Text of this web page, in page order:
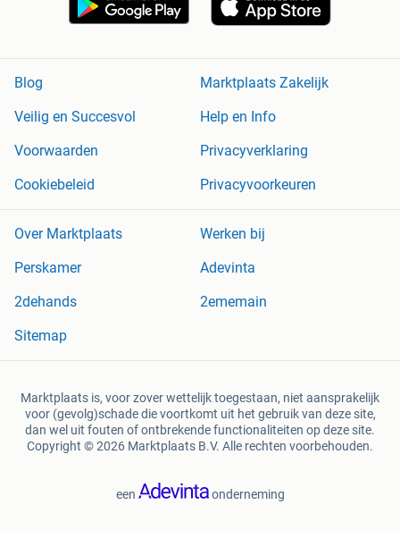
Blog
Marktplaats Zakelijk
Veilig en Succesvol
Help en Info
Voorwaarden
Privacyverklaring
Cookiebeleid
Privacyvoorkeuren
Over Marktplaats
Werken bij
Perskamer
Adevinta
2dehands
2ememain
Sitemap
Marktplaats is, voor zover wettelijk toegestaan, niet aansprakelijk
voor (gevolg)schade die voortkomt uit het gebruik van deze site,
dan wel uit fouten of ontbrekende functionaliteiten op deze site.
Copyright © 2026 Marktplaats B.V. Alle rechten voorbehouden.
een onderneming